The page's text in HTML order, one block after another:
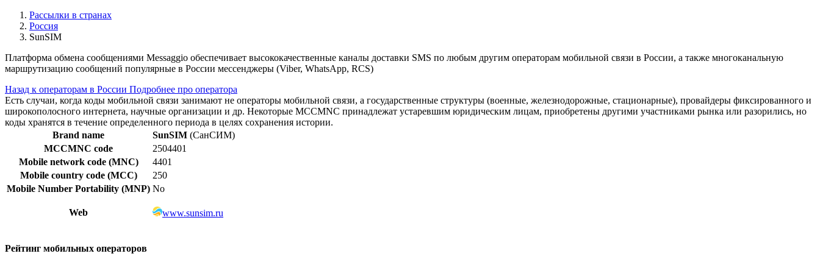
Рассылки в странах
Россия
SunSIM
Платформа обмена сообщениями Messaggio обеспечивает высококачественные каналы доставки SMS по любым другим операторам мобильной связи в России, а также многоканальную
маршрутизацию сообщений популярные в России мессенджеры (Viber, WhatsApp, RCS)
Назад к операторам в России Подробнее про оператора
Есть случаи, когда коды мобильной связи занимают не операторы мобильной связи, а государственные структуры (военные, железнодорожные, стационарные), провайдеры фиксированного и
широкополосного интернета, научные организации и др. Некоторые MCCMNC принадлежат устаревшим юридическим лицам, приобретены другими участниками рынка или разорились, но
коды хранятся в течение определенного периода в целях сохранения истории.
Brand name
SunSIM (СанСИМ)
MCCMNC code
2504401
Mobile network code (MNC)
4401
Mobile country code (MCC)
250
Mobile Number Portability (MNP) No
Web www.sunsim.ru
Рейтинг мобильных операторов